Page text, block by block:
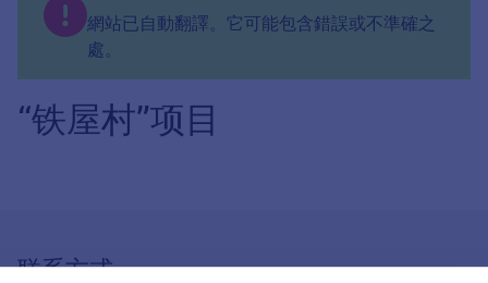
網站已自動翻譯。它可能包含錯誤或不準確之
處。
“铁屋村”项目
联系方式